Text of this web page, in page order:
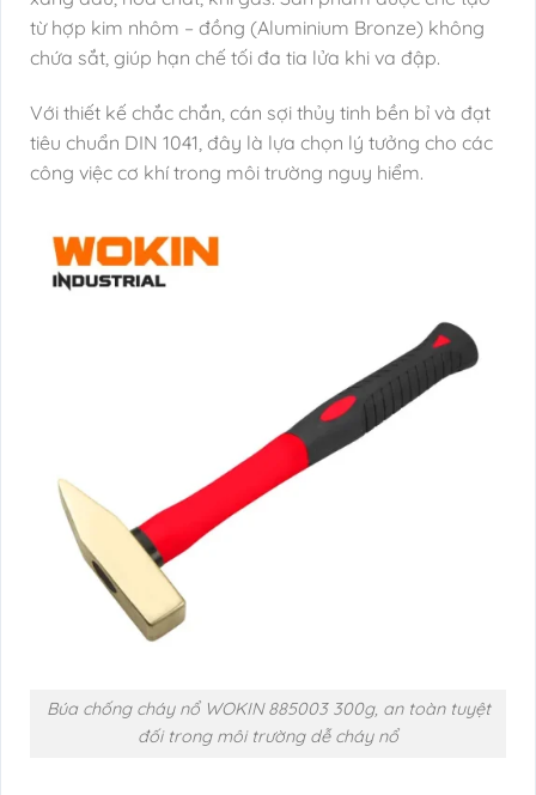
từ hợp kim nhôm – đồng (Aluminium Bronze) không
chứa sắt, giúp hạn chế tối đa tia lửa khi va đập.
Với thiết kế chắc chắn, cán sợi thủy tinh bền bỉ và đạt
tiêu chuẩn DIN 1041, đây là lựa chọn lý tưởng cho các
công việc cơ khí trong môi trường nguy hiểm.
Búa chống cháy nổ WOKIN 885003 300g, an toàn tuyệt
đối trong môi trường dễ cháy nổ